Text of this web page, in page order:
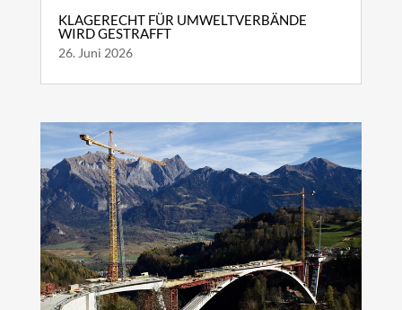
KLAGERECHT FÜR UMWELTVERBÄNDE
WIRD GESTRAFFT
26. Juni 2026